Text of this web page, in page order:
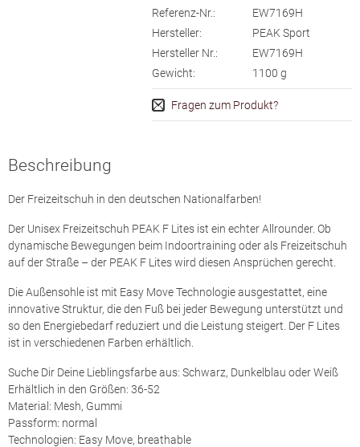
Referenz-Nr.:
EW7169H
Hersteller:
PEAK Sport
Hersteller Nr.:
EW7169H
Gewicht:
1100 g
Fragen zum Produkt?
Beschreibung
Der Freizeitschuh in den deutschen Nationalfarben!
Der Unisex Freizeitschuh PEAK F Lites ist ein echter Allrounder. Ob
dynamische Bewegungen beim Indoortraining oder als Freizeitschuh
auf der Straße – der PEAK F Lites wird diesen Ansprüchen gerecht.
Die Außensohle ist mit Easy Move Technologie ausgestattet, eine
innovative Struktur, die den Fuß bei jeder Bewegung unterstützt und
so den Energiebedarf reduziert und die Leistung steigert. Der F Lites
ist in verschiedenen Farben erhältlich.
Suche Dir Deine Lieblingsfarbe aus: Schwarz, Dunkelblau oder Weiß
Erhältlich in den Größen: 36-52
Material: Mesh, Gummi
Passform: normal
Technologien: Easy Move, breathable